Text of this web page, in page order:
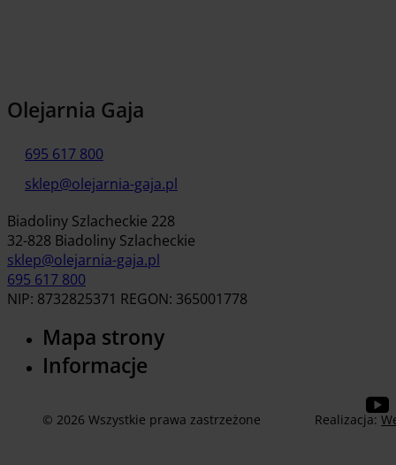
Olejarnia Gaja
695 617 800
sklep@olejarnia-gaja.pl
Biadoliny Szlacheckie 228
32-828 Biadoliny Szlacheckie
sklep@olejarnia-gaja.pl
695 617 800
NIP: 8732825371 REGON: 365001778
Mapa strony
Informacje
© 2026 Wszystkie prawa zastrzeżone Realizacja: